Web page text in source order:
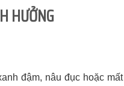
HƯỞNG
đậm, nâu đục hoặc mất